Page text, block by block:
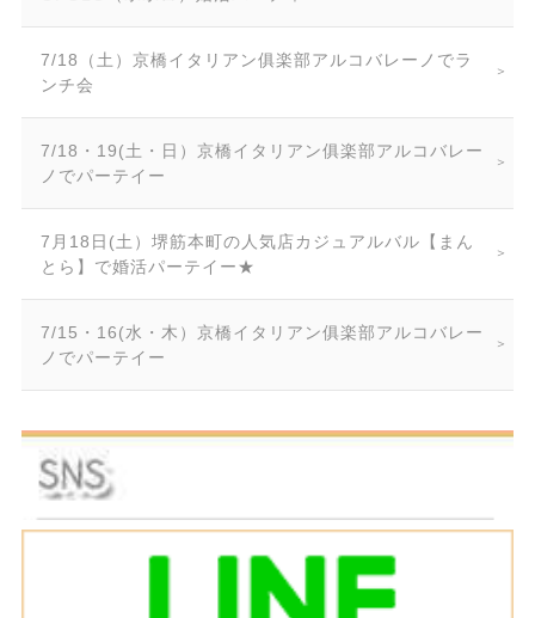
7/18（土）京橋イタリアン俱楽部アルコバレーノでラ
ンチ会
7/18・19(土・日）京橋イタリアン俱楽部アルコバレー
ノでパーテイー
7月18日(土）堺筋本町の人気店カジュアルバル【まん
とら】で婚活パーテイー★
7/15・16(水・木）京橋イタリアン俱楽部アルコバレー
ノでパーテイー